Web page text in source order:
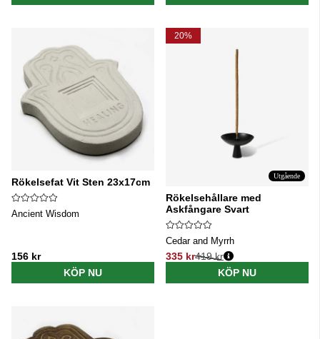
Rökelsefat Vit Sten 23x17cm
Ancient Wisdom
156 kr
KÖP NU
20%
Utgående
Rökelsehållare med
Askfångare Svart
Cedar and Myrrh
335 kr
Ordinarie pris:
419 kr
KÖP NU